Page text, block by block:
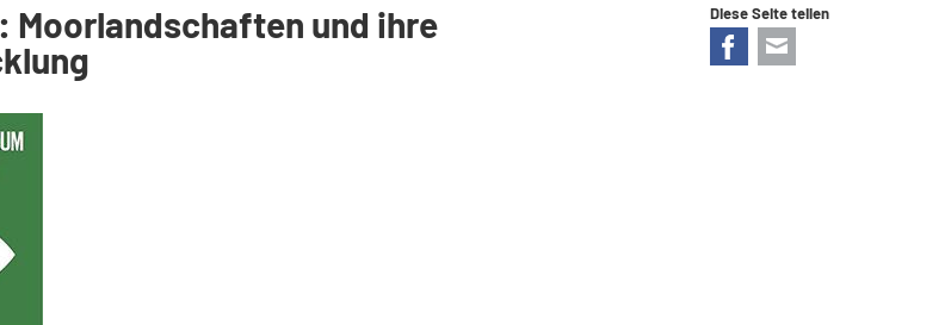
und ihre
Diese Seite teilen
Facebook